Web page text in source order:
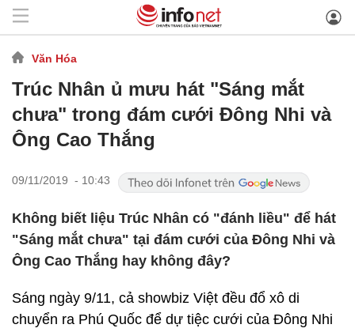
Văn Hóa
Trúc Nhân ủ mưu hát "Sáng mắt
chưa" trong đám cưới Đông Nhi và
Ông Cao Thắng
09/11/2019 - 10:43
Không biết liệu Trúc Nhân có "đánh liều" để hát
"Sáng mắt chưa" tại đám cưới của Đông Nhi và
Ông Cao Thắng hay không đây?
Sáng ngày 9/11, cả showbiz Việt đều đổ xô di
chuyển ra Phú Quốc để dự tiệc cưới của Đông Nhi